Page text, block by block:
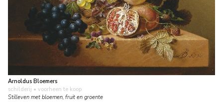
Arnoldus Bloemers
schilderij • voorheen te koop
Stilleven met bloemen, fruit en groente